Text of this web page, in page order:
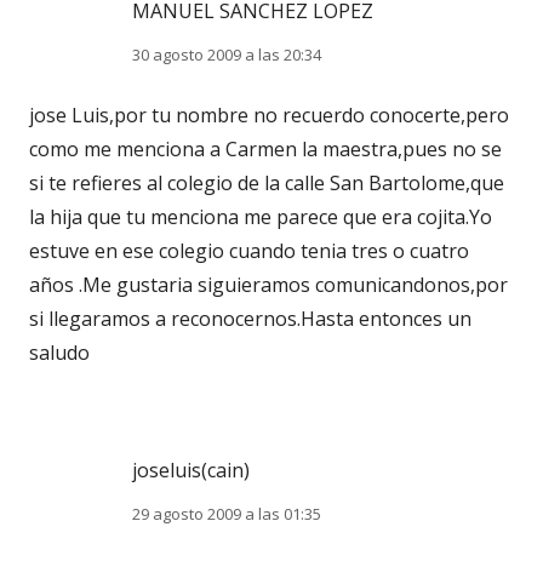
MANUEL SANCHEZ LOPEZ
30 agosto 2009 a las 20:34
jose Luis,por tu nombre no recuerdo conocerte,pero
como me menciona a Carmen la maestra,pues no se
si te refieres al colegio de la calle San Bartolome,que
la hija que tu menciona me parece que era cojita.Yo
estuve en ese colegio cuando tenia tres o cuatro
años .Me gustaria siguieramos comunicandonos,por
si llegaramos a reconocernos.Hasta entonces un
saludo
joseluis(cain)
29 agosto 2009 a las 01:35